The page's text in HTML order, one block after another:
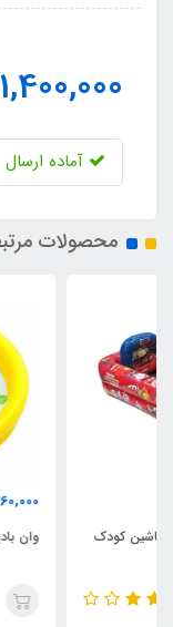
1,400,000
آماده ارسال
محصولات
وان بادی کودک اینتکس